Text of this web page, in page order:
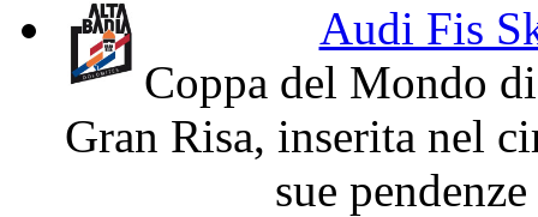
Audi Fis
Coppa del Mondo
Gran Risa, inserita nel
sue